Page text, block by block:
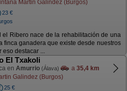
Martin Galindez (Burgos)
23 €
el Ribero nace de la rehabilitación de una
finca ganadera que existe desde nuestros
eso destacar ...
El Txakoli
en Amurrio (Álava) a 35,4 km
Galindez (Burgos)
25 €